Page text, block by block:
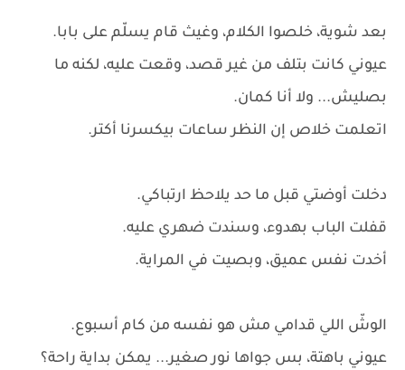
بعد شوية، خلصوا الكلام، وغيث قام يسلّم على بابا.
عيوني كانت بتلف من غير قصد، وقعت عليه، لكنه ما
بصليش... ولا أنا كمان.
اتعلمت خلاص إن النظر ساعات بيكسرنا أكتر.
دخلت أوضتي قبل ما حد يلاحظ ارتباكي.
قفلت الباب بهدوء، وسندت ضهري عليه.
أخدت نفس عميق، وبصيت في المراية.
الوشّ اللي قدامي مش هو نفسه من كام أسبوع.
عيوني باهتة، بس جواها نور صغير... يمكن بداية راحة؟